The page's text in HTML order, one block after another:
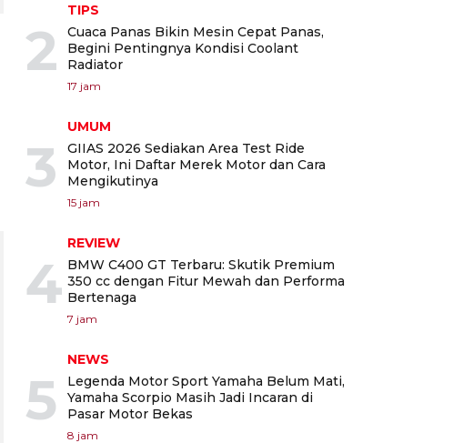
2
TIPS
Cuaca Panas Bikin Mesin Cepat Panas,
Begini Pentingnya Kondisi Coolant
Radiator
17 jam
3
UMUM
GIIAS 2026 Sediakan Area Test Ride
Motor, Ini Daftar Merek Motor dan Cara
Mengikutinya
15 jam
4
REVIEW
BMW C400 GT Terbaru: Skutik Premium
350 cc dengan Fitur Mewah dan Performa
Bertenaga
7 jam
5
NEWS
Legenda Motor Sport Yamaha Belum Mati,
Yamaha Scorpio Masih Jadi Incaran di
Pasar Motor Bekas
8 jam